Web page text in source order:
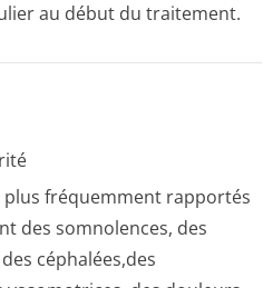
au début du traitement.
plus fréquemment rapportés
des somnolences, des
céphalées,des